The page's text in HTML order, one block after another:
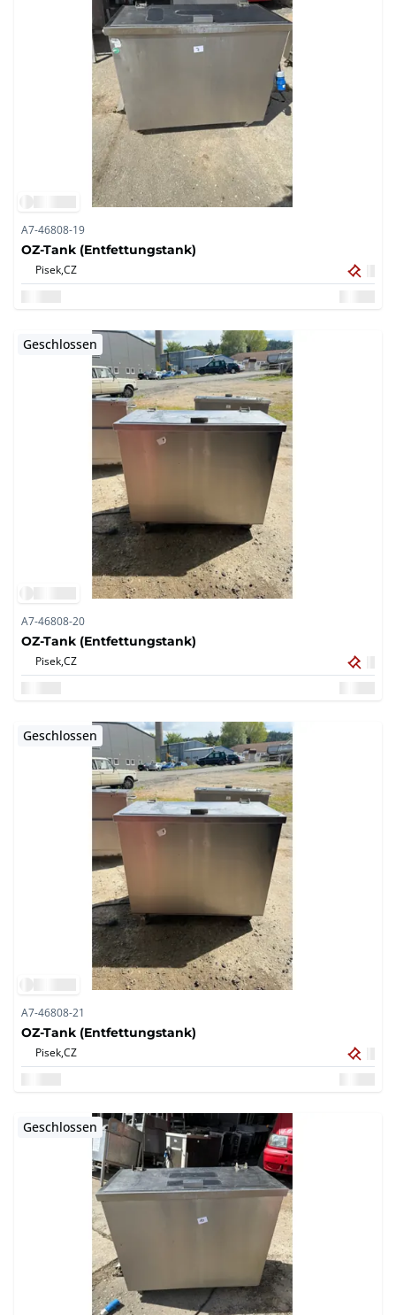
A7-46808-19
OZ-Tank (Entfettungstank)
Pisek,CZ
Geschlossen
A7-46808-20
OZ-Tank (Entfettungstank)
Pisek,CZ
Geschlossen
A7-46808-21
OZ-Tank (Entfettungstank)
Pisek,CZ
Geschlossen